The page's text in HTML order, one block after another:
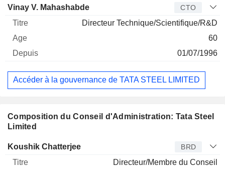
Vinay V. Mahashabde CTO
Directeur Technique/Scientifique/R&D
60
01/07/1996
Accéder à la gouvernance de TATA STEEL LIMITED
Composition du Conseil d'Administration: Tata Steel
Limited
Administrateur Titre
Koushik Chatterjee BRD
Directeur/Membre du Conseil